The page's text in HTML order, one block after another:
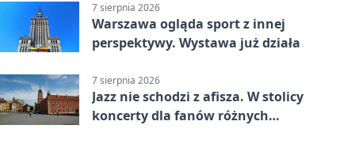
7 sierpnia 2026
Warszawa ogląda sport z innej
perspektywy. Wystawa już działa
7 sierpnia 2026
Jazz nie schodzi z afisza. W stolicy
koncerty dla fanów różnych